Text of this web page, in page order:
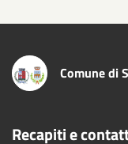
Comune di
Recapiti e